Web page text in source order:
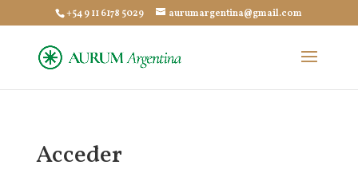
+54 9 11 6178 5029 aurumargentina@gmail.com
Acceder